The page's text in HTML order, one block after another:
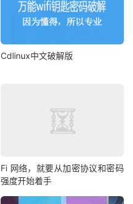
Cdlinux中文破解版
Fi 网络，就要从加密协议和密码
强度开始着手